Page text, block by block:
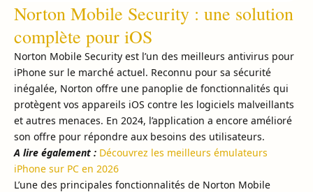
Norton Mobile Security : une solution
complète pour iOS
Norton Mobile Security est l’un des meilleurs antivirus pour
iPhone sur le marché actuel. Reconnu pour sa sécurité
inégalée, Norton offre une panoplie de fonctionnalités qui
protègent vos appareils iOS contre les logiciels malveillants
et autres menaces. En 2024, l’application a encore amélioré
son offre pour répondre aux besoins des utilisateurs.
A lire également : Découvrez les meilleurs émulateurs
iPhone sur PC en 2026
L’une des principales fonctionnalités de Norton Mobile